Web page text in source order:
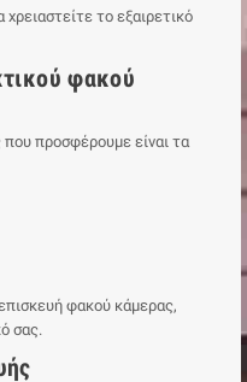
το εξαιρετικό
φακού
προσφέρουμε είναι τα
φακού κάμερας,
σας.